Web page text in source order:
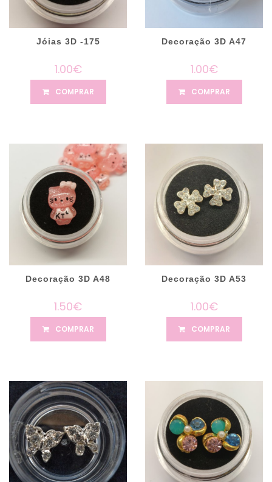
Jóias 3D -175
1.00€
COMPRAR
Decoração 3D A47
1.00€
COMPRAR
Decoração 3D A48
1.50€
COMPRAR
Decoração 3D A53
1.00€
COMPRAR